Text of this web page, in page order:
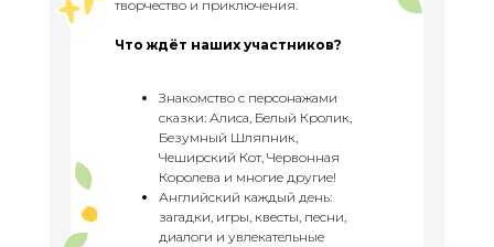
творчество и приключения.
Что ждёт наших участников?
Знакомство с персонажами
сказки: Алиса, Белый Кролик,
Безумный Шляпник,
Чеширский Кот, Червонная
Королева и многие другие!
Английский каждый день:
загадки, игры, квесты, песни,
диалоги и увлекательные